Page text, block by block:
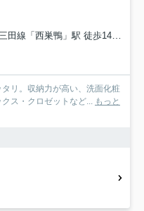
田線「西巣鴨」駅 徒歩14分
リ。収納力が高い、洗面化粧
ス・クロゼットなど... もっと